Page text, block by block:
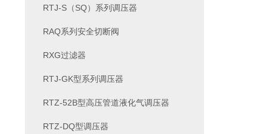
RTJ-S（SQ）系列调压器
RAQ系列安全切断阀
RXG过滤器
RTJ-GK型系列调压器
RTZ-52B型高压管道液化气调压器
RTZ-DQ型调压器